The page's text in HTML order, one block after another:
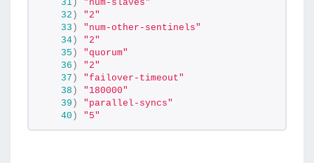
31 )
"num-slaves"
32 )
"2"
33 )
"num-other-sentinels"
34 )
"2"
35 )
"quorum"
36 )
"2"
37 )
"failover-timeout"
38 )
"180000"
39 )
"parallel-syncs"
40 ) "5"